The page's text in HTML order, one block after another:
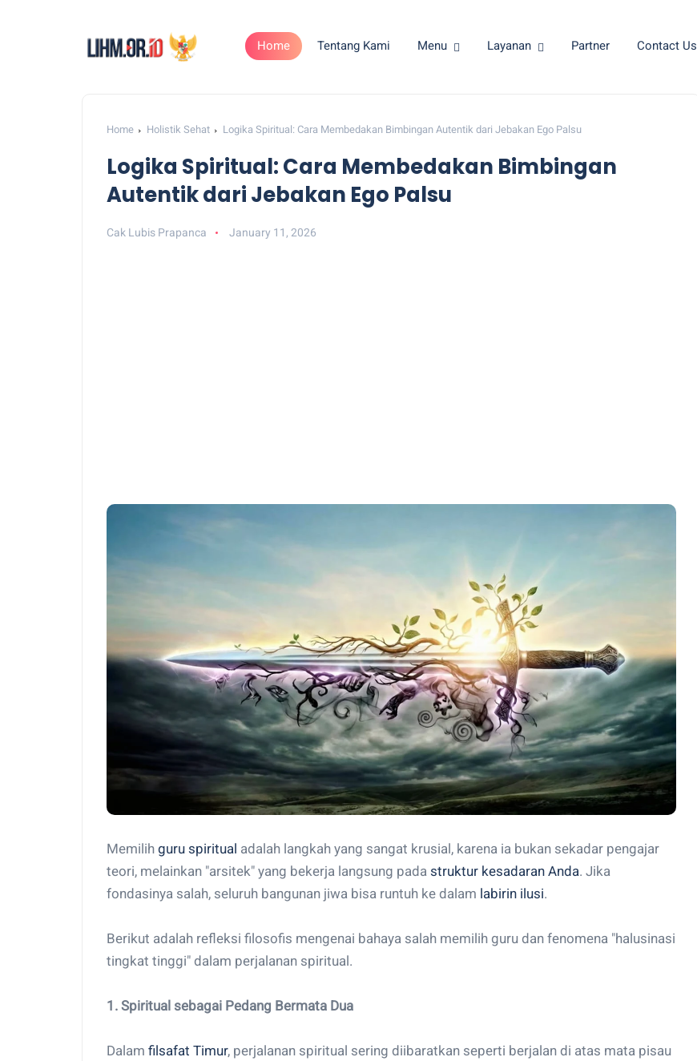
Home Tentang Kami Menu Layanan Partner Contact Us
Home Holistik Sehat Logika Spiritual: Cara Membedakan Bimbingan Autentik dari Jebakan Ego Palsu
Logika Spiritual: Cara Membedakan Bimbingan
Autentik dari Jebakan Ego Palsu
Cak Lubis Prapanca January 11, 2026
Memilih guru spiritual adalah langkah yang sangat krusial, karena ia bukan sekadar pengajar
teori, melainkan "arsitek" yang bekerja langsung pada struktur kesadaran Anda. Jika
fondasinya salah, seluruh bangunan jiwa bisa runtuh ke dalam labirin ilusi.
Berikut adalah refleksi filosofis mengenai bahaya salah memilih guru dan fenomena "halusinasi
tingkat tinggi" dalam perjalanan spiritual.
1. Spiritual sebagai Pedang Bermata Dua
Dalam filsafat Timur, perjalanan spiritual sering diibaratkan seperti berjalan di atas mata pisau